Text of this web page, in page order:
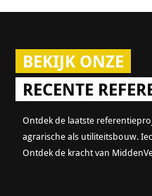
BEKIJK ONZE
RECENTE
Ontdek de laatste
agrarische als utiliteitsbouw.
Ontdek de kracht van